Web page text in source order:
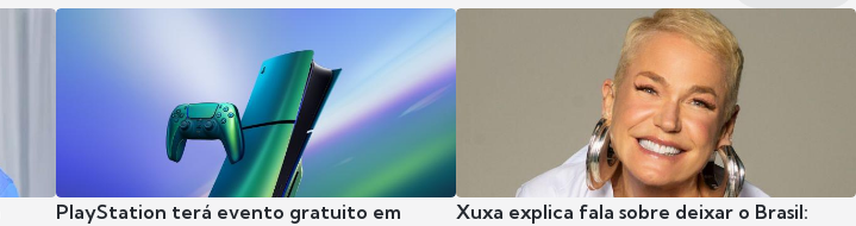
PlayStation terá evento gratuito em
Xuxa explica fala sobre deixar o Brasil: